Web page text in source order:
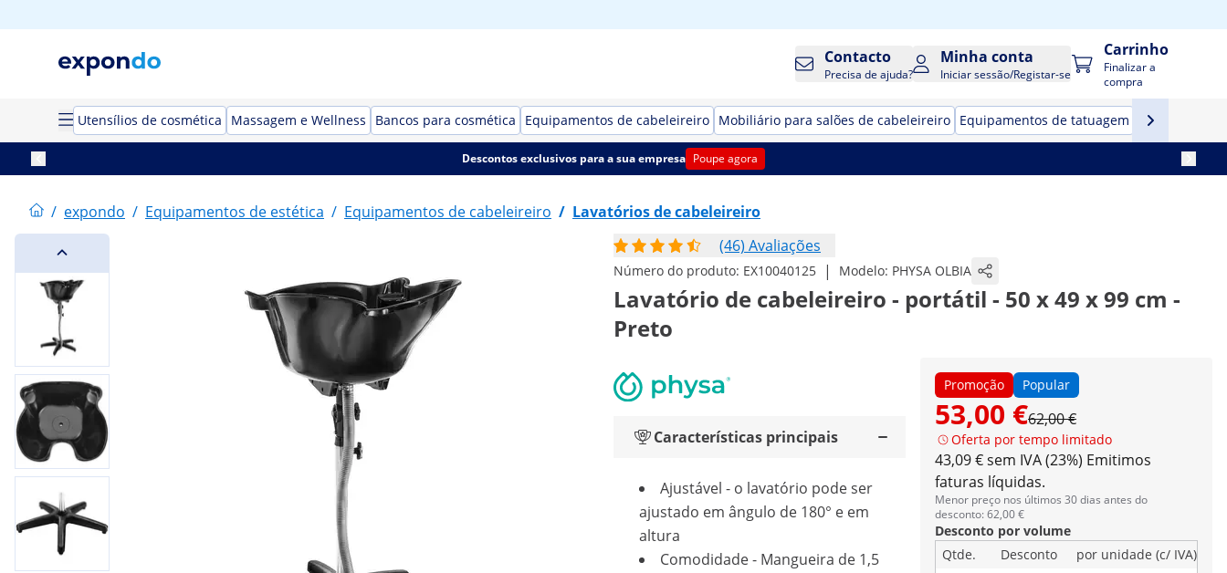
Contacto
Precisa de ajuda?
Minha conta
Iniciar sessão/Registar-se
Carrinho
Finalizar a
compra
Utensílios de cosmética Massagem e Wellness Bancos para cosmética Equipamentos de cabeleireiro Mobiliário para salões de cabeleireiro Equipamentos de tatuagem
Descontos exclusivos para a sua empresa Poupe agora
/ expondo / Equipamentos de estética / Equipamentos de cabeleireiro / Lavatórios de cabeleireiro
(46) Avaliações
Número do produto: EX10040125 | Modelo: PHYSA OLBIA
Lavatório de cabeleireiro - portátil - 50 x 49 x 99 cm -
Preto
Promoção Popular
53,00 €62,00 €
Oferta por tempo limitado
43,09 € sem IVA (23%) Emitimos
faturas líquidas.
Menor preço nos últimos 30 dias antes do
desconto: 62,00 €
Desconto por volume
Qtde.
Desconto
por unidade (c/ IVA)
Características principais
Ajustável - o lavatório pode ser
ajustado em ângulo de 180° e em
altura
Comodidade - Mangueira de 1,5